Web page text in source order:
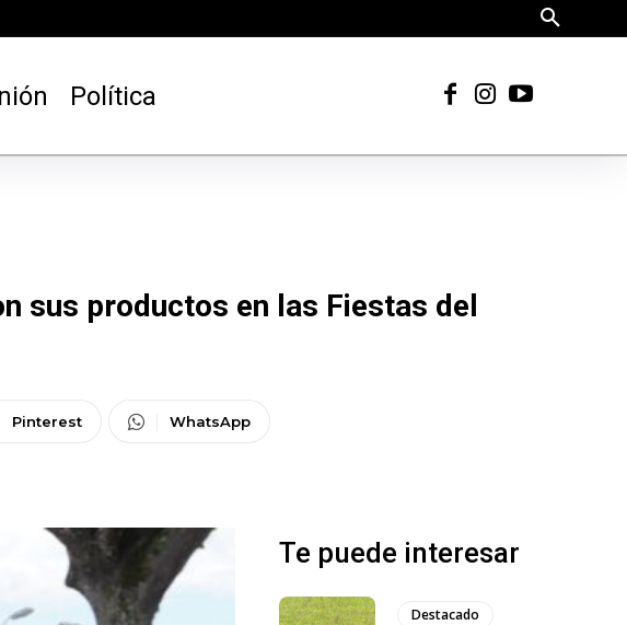
Política
sus productos en las Fiestas del
Pinterest WhatsApp
Te puede interesar
Destacado